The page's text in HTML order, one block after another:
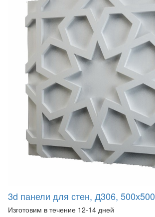
3d панели для стен, Д306, 500х500
Изготовим в течение 12-14 дней